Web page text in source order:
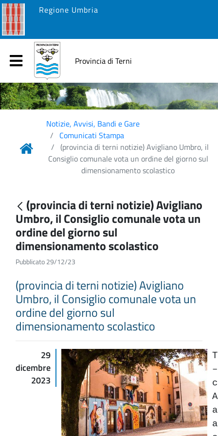
Regione Umbria
Provincia di Terni
Notizie, Avvisi, Bandi e Gare
Comunicati Stampa
(provincia di terni notizie) Avigliano Umbro, il
Consiglio comunale vota un ordine del giorno sul
dimensionamento scolastico
(provincia di terni notizie) Avigliano
Umbro, il Consiglio comunale vota un
ordine del giorno sul
dimensionamento scolastico
Pubblicato 29/12/23
(provincia di terni notizie) Avigliano
Umbro, il Consiglio comunale vota un
ordine del giorno sul
dimensionamento scolastico
29
dicembre
2023